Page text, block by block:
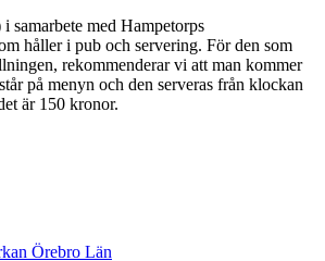
samarbete med Hampetorps
håller i pub och servering. För den som
rekommenderar vi att man kommer
på menyn och den serveras från klockan
är 150 kronor.